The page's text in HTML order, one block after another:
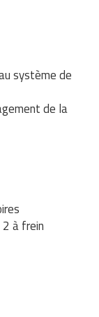
système de
de la
à frein